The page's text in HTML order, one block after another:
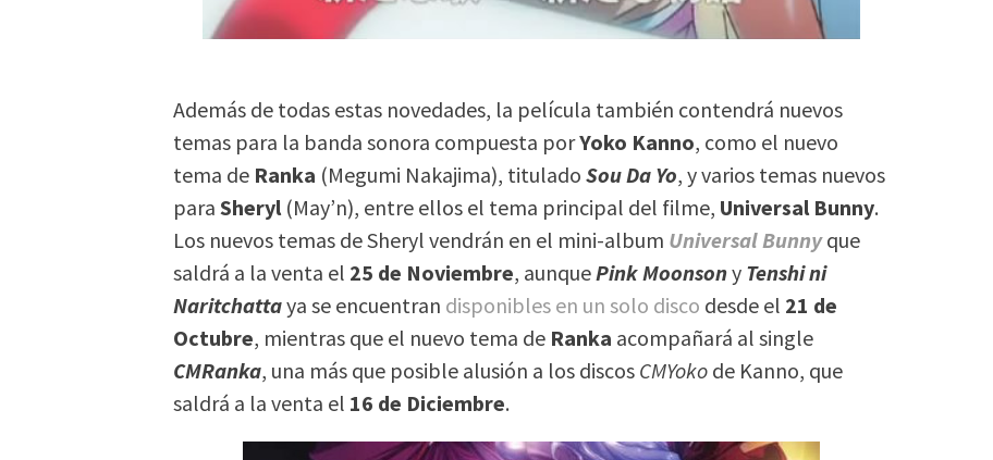
Además de todas estas novedades, la película también contendrá nuevos
temas para la banda sonora compuesta porYoko Kanno, como el nuevo
tema de Ranka (Megumi Nakajima), tituladoSou Da Yo, y varios temas nuevos
paraSheryl (May’n), entre ellos el tema principal del filme, Universal Bunny.
Los nuevos temas de Sheryl vendrán en el mini-album Universal Bunnyque
saldrá a la venta el 25 de Noviembre, aunquePink Moonsony Tenshi ni
Naritchattaya se encuentran disponibles en un solo disco desde el 21 de
Octubre, mientras que el nuevo tema de Ranka acompañará al single
CMRanka, una más que posible alusión a los discos CMYoko de Kanno, que
saldrá a la venta el 16 de Diciembre.